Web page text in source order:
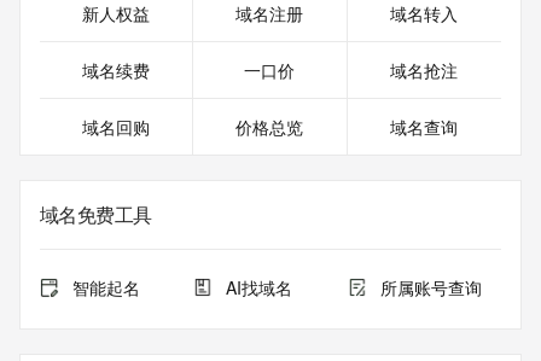
新人权益 域名注册 域名转入
域名续费 一口价 域名抢注
域名回购 价格总览 域名查询
域名免费工具
智能起名 AI找域名 所属账号查询